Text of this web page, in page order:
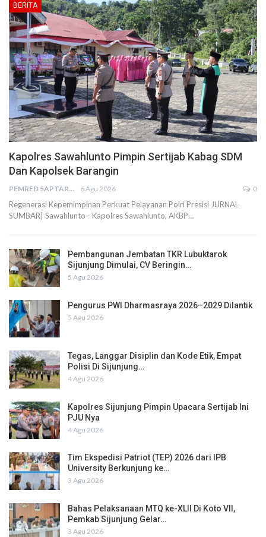
BERITA
Kapolres Sawahlunto Pimpin Sertijab Kabag SDM
Dan Kapolsek Barangin
PEMRED SAPTARIUS 6 Agu 2026 0
Regenerasi Kepemimpinan Perkuat Pelayanan Polri Presisi JURNAL
SUMBAR| Sawahlunto - Kapolres Sawahlunto, AKBP…
Pembangunan Jembatan TKR Lubuktarok
Sijunjung Dimulai, CV Beringin…
5 Agu 2026
Pengurus PWI Dharmasraya 2026–2029 Dilantik
5 Agu 2026
Tegas, Langgar Disiplin dan Kode Etik, Empat
Polisi Di Sijunjung…
4 Agu 2026
Kapolres Sijunjung Pimpin Upacara Sertijab Ini
PJU Nya
4 Agu 2026
Tim Ekspedisi Patriot (TEP) 2026 dari IPB
University Berkunjung ke…
3 Agu 2026
Bahas Pelaksanaan MTQ ke-XLII Di Koto VII,
Pemkab Sijunjung Gelar…
3 Agu 2026